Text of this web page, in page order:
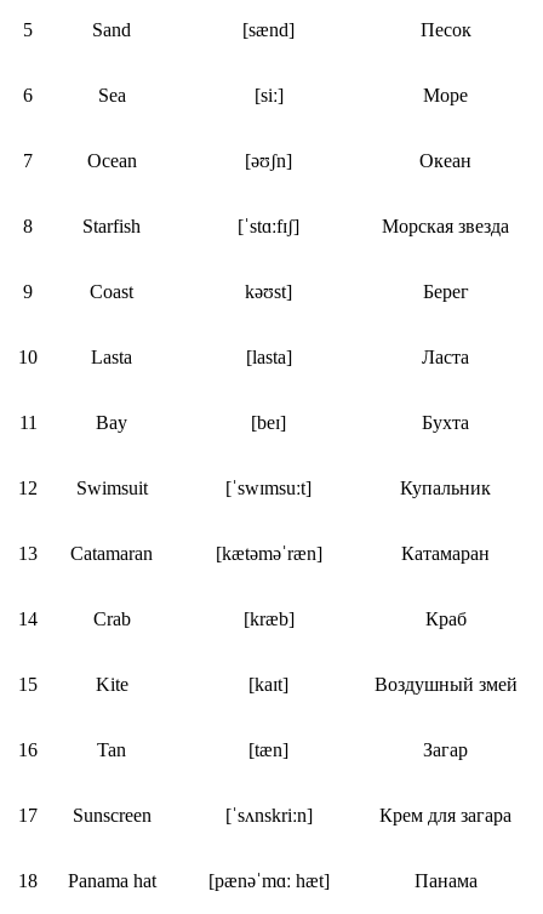
5 Sand [sænd] Песок
6 Sea [siː] Море
7 Ocean [əʊʃn] Океан
8 Starfish [ˈstɑːfɪʃ] Морская звезда
9 Coast kəʊst] Берег
10 Lasta [lasta] Ласта
11 Bay [beɪ] Бухта
12 Swimsuit [ˈswɪmsuːt] Купальник
13 Catamaran [kætəməˈræn] Катамаран
14 Crab [kræb] Краб
15 Kite [kaɪt] Воздушный змей
16 Tan [tæn] Загар
17 Sunscreen [ˈsʌnskriːn] Крем для загара
18 Panama hat [pænəˈmɑː hæt] Панама